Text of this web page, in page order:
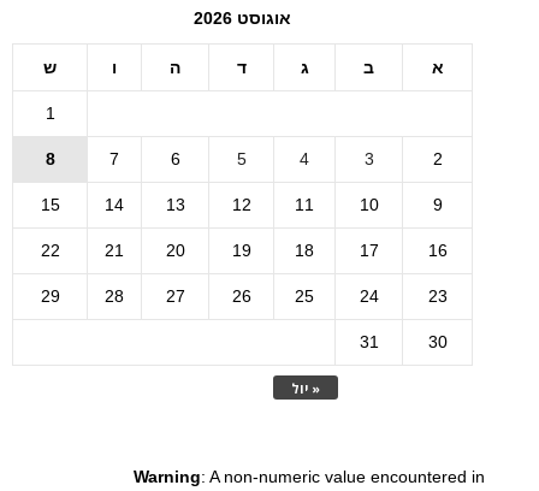
אוגוסט 2026
א ב ג ד ה ו ש
« יול
1
2
3
4
5
6
7
8
9
10
11
12
13
14
15
16
17
18
19
20
21
22
23
24
25
26
27
28
29
30
31
Warning: A non-numeric value encountered in